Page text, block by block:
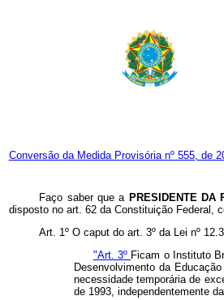
Conversão da Medida Provisória nº 555, de
Faço saber que a PRESIDENTE DA
disposto no art. 62 da Constituição Federal,
Art. 1º O caput do art. 3º da Lei nº
"Art. 3º Ficam o Instituto
Desenvolvimento da
necessidade temporária de
de 1993, independentemente